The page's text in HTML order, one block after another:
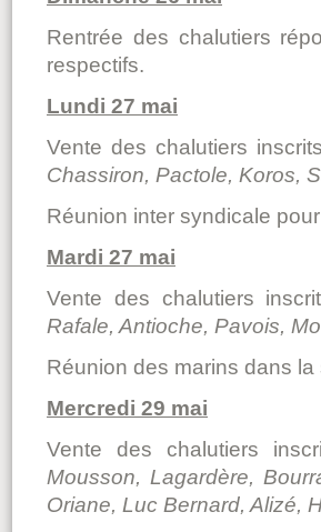
Rentrée des chalutiers
respectifs.
Lundi 27 mai
Vente des chalutiers
Chassiron, Pactole, Koros,
Réunion inter syndicale
Mardi 27 mai
Vente des chalutiers
Rafale, Antioche, Pavois,
Réunion des marins dans la
Mercredi 29 mai
Vente des chalutiers
Mousson, Lagardère,
Oriane, Luc Bernard, Alizé,